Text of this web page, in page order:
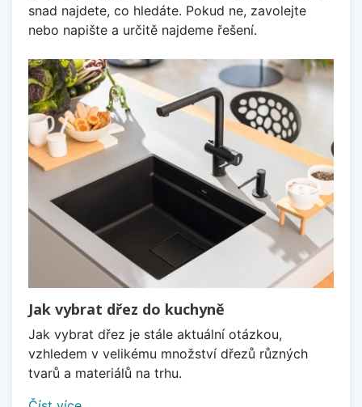
snad najdete, co hledáte. Pokud ne, zavolejte
nebo napište a určitě najdeme řešení.
Jak vybrat dřez do kuchyně
Jak vybrat dřez je stále aktuální otázkou,
vzhledem v velikému množství dřezů různých
tvarů a materiálů na trhu.